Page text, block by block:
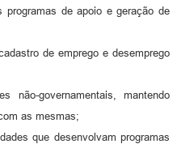
programas de apoio e geração de
de emprego e desemprego
não-governamentais, mantendo
as mesmas;
que desenvolvam programas